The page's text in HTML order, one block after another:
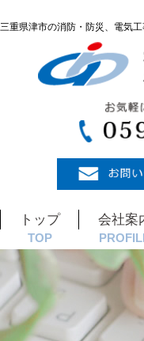
三重県津市の消防・防災、電気
トップ
TOP
会社案